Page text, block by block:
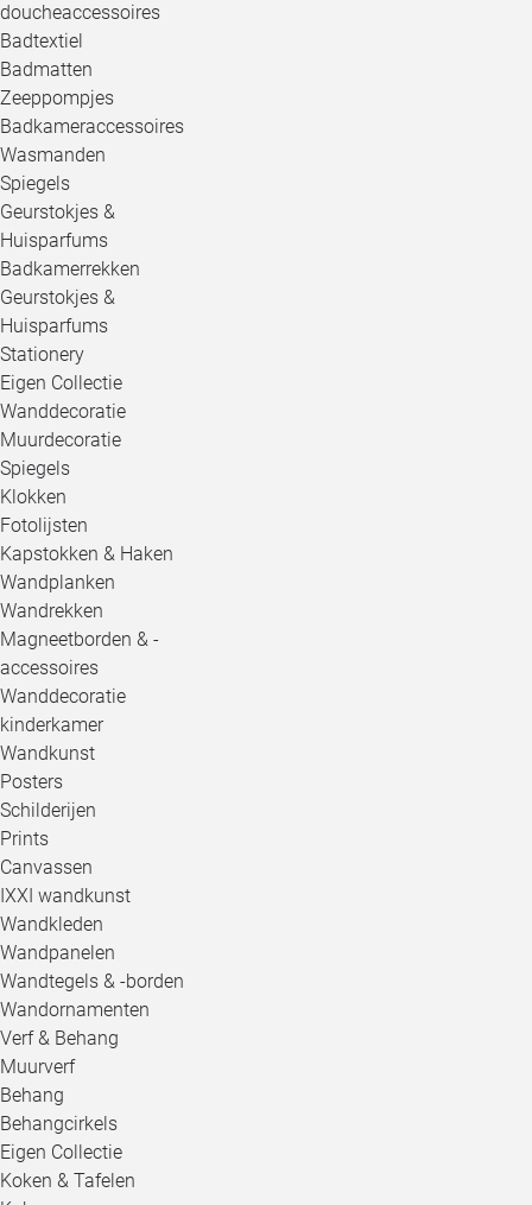
doucheaccessoires
Badtextiel
Badmatten
Zeeppompjes
Badkameraccessoires
Wasmanden
Spiegels
Geurstokjes &
Huisparfums
Badkamerrekken
Geurstokjes &
Huisparfums
Stationery
Eigen Collectie
Wanddecoratie
Muurdecoratie
Spiegels
Klokken
Fotolijsten
Kapstokken & Haken
Wandplanken
Wandrekken
Magneetborden & -
accessoires
Wanddecoratie
kinderkamer
Wandkunst
Posters
Schilderijen
Prints
Canvassen
IXXI wandkunst
Wandkleden
Wandpanelen
Wandtegels & -borden
Wandornamenten
Verf & Behang
Muurverf
Behang
Behangcirkels
Eigen Collectie
Koken & Tafelen